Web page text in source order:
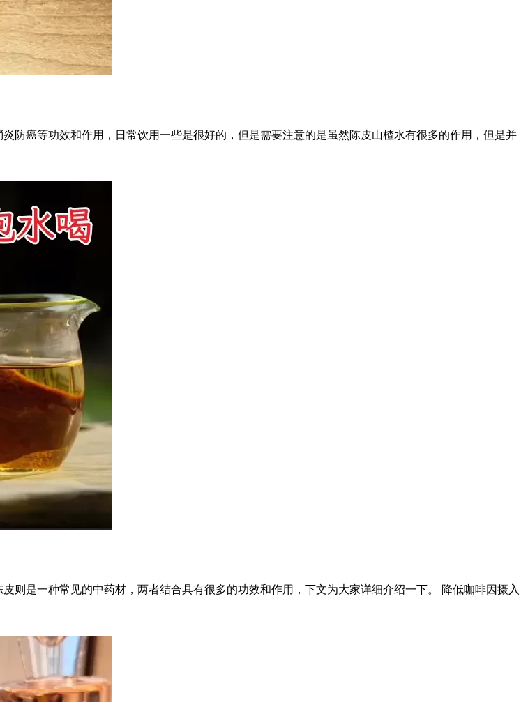
防癌等功效和作用，日常饮用一些是很好的，但是需要注意的是虽然陈皮山楂水有很多的作用，但是并
则是一种常见的中药材，两者结合具有很多的功效和作用，下文为大家详细介绍一下。 降低咖啡因摄入